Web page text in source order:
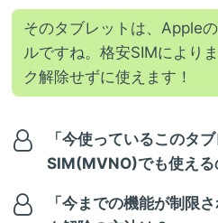
そのタブレットは、Apple
ルですね。格安SIMにより
ク解除せずに使えます！
「今使っているこのタ
SIM(MVNO)でも使える
「今までの機能が制限